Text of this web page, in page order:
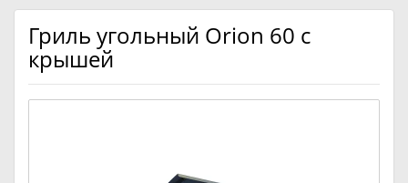
Гриль угольный Orion 60 с
крышей